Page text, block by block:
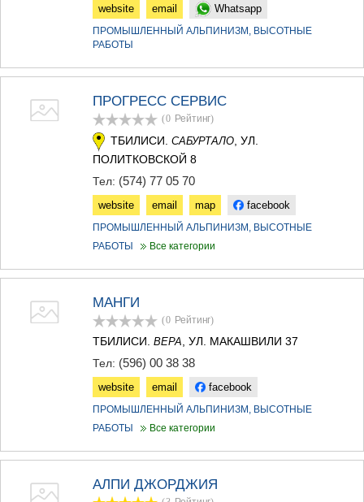
МЕГРЕЛИЯ/ВЕРХНЯЯ
АБАША
ЗУГДИДИ
ЦАЛЕНДЖИХА
САМЦХЕ-ДЖАВАХЕТИ
АСПИНДЗА
АХАЛКАЛАКИ
НИНОЦМИНДА
АБАСТУМАНИ
БОЛНИСИ
ДМАНИСИ
website email Whatsapp
ПРОМЫШЛЕННЫЙ АЛЬПИНИЗМ, ВЫСОТНЫЕ
РАБОТЫ
ПРОГРЕСС СЕРВИС
(0 Рейтинг)
ТБИЛИСИ. САБУРТАЛО , УЛ.
ПОЛИТКОВСКОЙ 8
Тел: (574) 77 05 70
website email map facebook
ПРОМЫШЛЕННЫЙ АЛЬПИНИЗМ, ВЫСОТНЫЕ
РАБОТЫ
Все категории
МАНГИ
(0 Рейтинг)
ТБИЛИСИ. ВЕРА , УЛ. МАКАШВИЛИ 37
Тел: (596) 00 38 38
website email facebook
ПРОМЫШЛЕННЫЙ АЛЬПИНИЗМ, ВЫСОТНЫЕ
РАБОТЫ
Все категории
АЛПИ ДЖОРДЖИЯ